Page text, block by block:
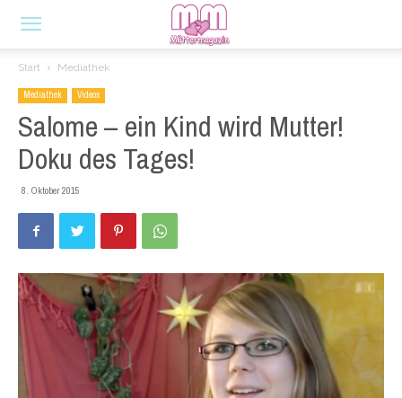
Start Mediathek
Mediathek Videos
Salome – ein Kind wird Mutter!
Doku des Tages!
8. Oktober 2015